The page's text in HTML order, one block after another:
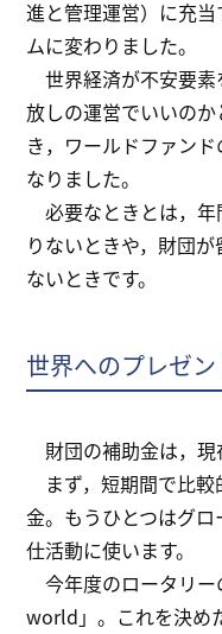
進と管理運営）に充
ムに変わりました。
世界経済が不安要素
放しの運営でいいの
き，ワールドファン
なりました。
必要なときとは，年
りないときや，財団
ないときです。
世界へのプレゼン
財団の補助金は，現
まず，短期間で比較
金。もうひとつはグ
仕活動に使います。
今年度のロータリ
world」。これを決め